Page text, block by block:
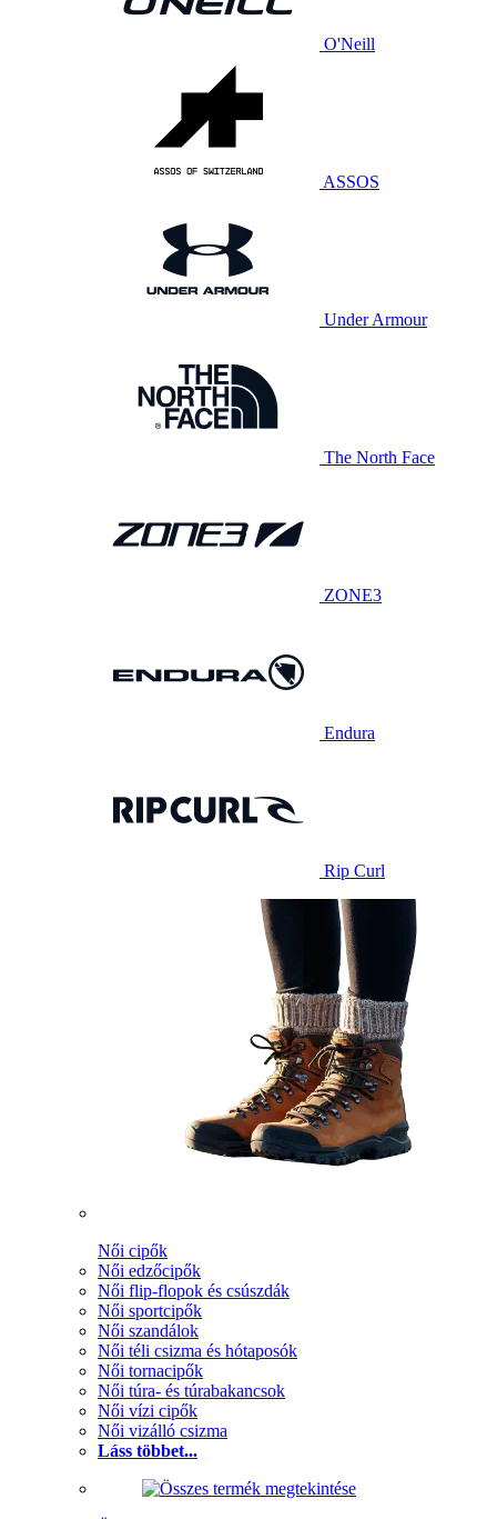
O'Neill
ASSOS
Under Armour
The North Face
ZONE3
Endura
Rip Curl
Női cipők
Női edzőcipők
Női flip-flopok és csúszdák
Női sportcipők
Női szandálok
Női téli csizma és hótaposók
Női tornacipők
Női túra- és túrabakancsok
Női vízi cipők
Női vizálló csizma
Láss többet...